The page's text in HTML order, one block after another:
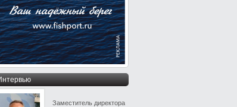
Заместитель директора